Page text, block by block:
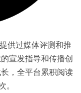
供过媒体评测和推
宣发指导和传播创
，全平台累积阅读